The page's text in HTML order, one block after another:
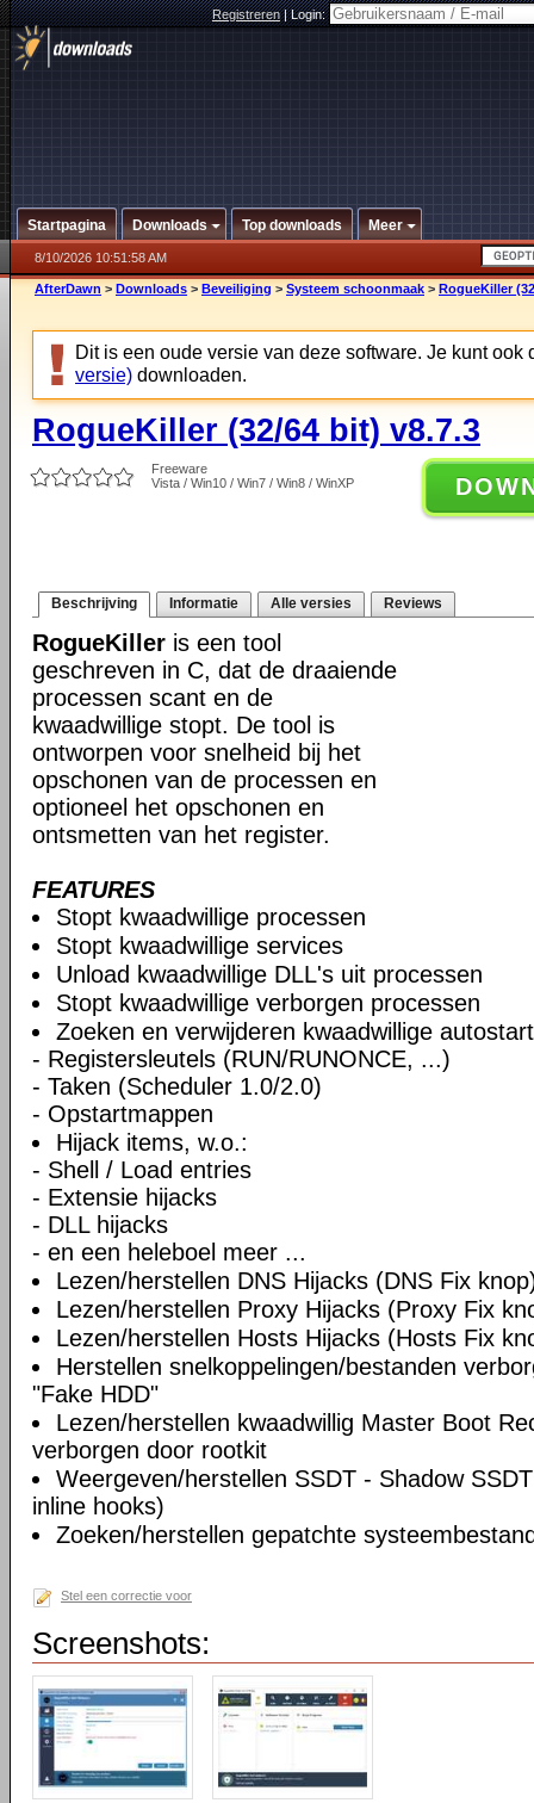
Registreren|Login:
Startpagina Downloads Top downloads Meer
8/10/2026 10:51:58 AM
AfterDawn > Downloads > Beveiliging > Systeem schoonmaak > RogueKiller
Dit is een oude versie van deze software. Je kunt ook
versie) downloaden.
RogueKiller (32/64 bit) v8.7.3
Freeware
Vista / Win10 / Win7 / Win8 / WinXP
Beschrijving Informatie Alle versies Reviews
RogueKiller is een tool
geschreven in C, dat de draaiende
processen scant en de
kwaadwillige stopt. De tool is
ontworpen voor snelheid bij het
opschonen van de processen en
optioneel het opschonen en
ontsmetten van het register.
FEATURES
Stopt kwaadwillige processen
Stopt kwaadwillige services
Unload kwaadwillige DLL's uit processen
Stopt kwaadwillige verborgen processen
Zoeken en verwijderen kwaadwillige
- Registersleutels (RUN/RUNONCE, ...)
- Taken (Scheduler 1.0/2.0)
- Opstartmappen
Hijack items, w.o.:
- Shell / Load entries
- Extensie hijacks
- DLL hijacks
- en een heleboel meer ...
Lezen/herstellen DNS Hijacks (DNS Fix
Lezen/herstellen Proxy Hijacks (Proxy Fix
Lezen/herstellen Hosts Hijacks (Hosts Fix
Herstellen snelkoppelingen/bestanden
"Fake HDD"
Lezen/herstellen kwaadwillig Master Boot
verborgen door rootkit
Weergeven/herstellen SSDT - Shadow
inline hooks)
Zoeken/herstellen gepatchte
Stel een correctie voor
Screenshots: